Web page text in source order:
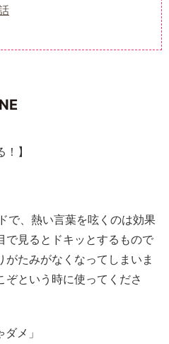
】
で、熱い言葉を呟くのは効果
で見るとドキッとするもので
たみがなくなってしまいま
という時に使ってくださ
メ」